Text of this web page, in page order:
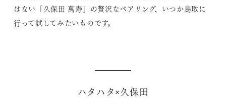
はない「久保田 萬寿」の贅沢なペアリング、いつか鳥取に
行って試してみたいものです。
ハタハタ×久保田